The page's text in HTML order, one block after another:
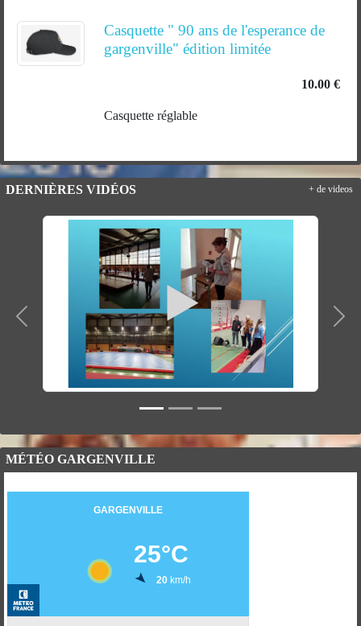
Casquette " 90 ans de l'esperance de
gargenville" édition limitée
10.00 €
Casquette réglable
DERNIÈRES VIDÉOS
Précedent
+ de videos
MÉTÉO GARGENVILLE